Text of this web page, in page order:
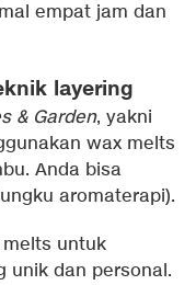
empat jam dan
layering
& Garden, yakni
wax melts
Anda bisa
aromaterapi).
untuk
unik dan personal.